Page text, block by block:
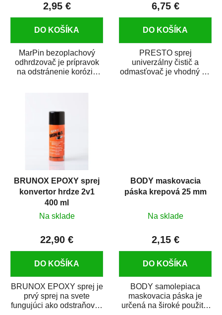
2,95 €
DO KOŠÍKA
MarPin bezoplachový
odhrdzovač je prípravok
na odstránenie korózie
6,75 €
DO KOŠÍKA
PRESTO sprej
univerzálny čistič a
odmasťovač je vhodný na
BRUNOX EPOXY sprej
konvertor hrdze 2v1
400 ml
Na sklade
22,90 €
DO KOŠÍKA
BRUNOX EPOXY sprej je
prvý sprej na svete
fungujúci ako odstraňovač
BODY maskovacia
páska krepová 25 mm
Na sklade
2,15 €
DO KOŠÍKA
BODY samolepiaca
maskovacia páska je
určená na široké použitie